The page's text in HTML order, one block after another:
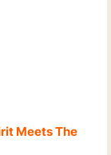
Meets The